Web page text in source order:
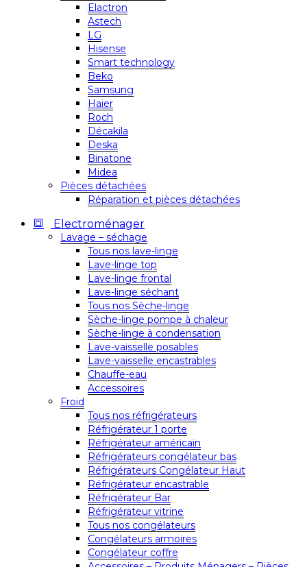
Elactron
Astech
LG
Hisense
Smart technology
Beko
Samsung
Haier
Roch
Décakila
Deska
Binatone
Midea
Pièces détachées
Réparation et pièces détachées
Electroménager
Lavage – séchage
Tous nos lave-linge
Lave-linge top
Lave-linge frontal
Lave-linge séchant
Tous nos Sèche-linge
Sèche-linge pompe à chaleur
Sèche-linge à condensation
Lave-vaisselle posables
Lave-vaisselle encastrables
Chauffe-eau
Accessoires
Froid
Tous nos réfrigérateurs
Réfrigérateur 1 porte
Réfrigérateur américain
Réfrigérateurs congélateur bas
Réfrigérateurs Congélateur Haut
Réfrigérateur encastrable
Réfrigérateur Bar
Réfrigérateur vitrine
Tous nos congélateurs
Congélateurs armoires
Congélateur coffre